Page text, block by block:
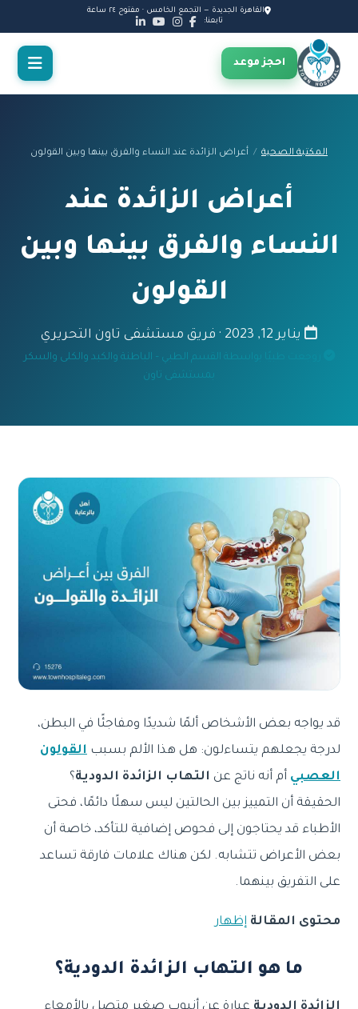
القاهرة الجديدة — التجمع الخامس · مفتوح ٢٤ ساعة
تابعنا:
احجز موعد
المكتبة الصحية / أعراض الزائدة عند النساء والفرق بينها وبين القولون
أعراض الزائدة عند
النساء والفرق بينها وبين
القولون
يناير 12, 2023 · فريق مستشفى تاون التحريري
روجعت طبيًا بواسطة القسم الطبي – الباطنة والكبد والكلى والسكر
بمستشفى تاون
قد يواجه بعض الأشخاص ألمًا شديدًا ومفاجئًا في البطن،
لدرجة يجعلهم يتساءلون: هل هذا الألم بسبب القولون
العصبي أم أنه ناتج عن التهاب الزائدة الدودية؟
الحقيقة أن التمييز بين الحالتين ليس سهلًا دائمًا، فحتى
الأطباء قد يحتاجون إلى فحوص إضافية للتأكد، خاصة أن
بعض الأعراض تتشابه. لكن هناك علامات فارقة تساعد
على التفريق بينهما.
محتوى المقالة إظهار
ما هو التهاب الزائدة الدودية؟